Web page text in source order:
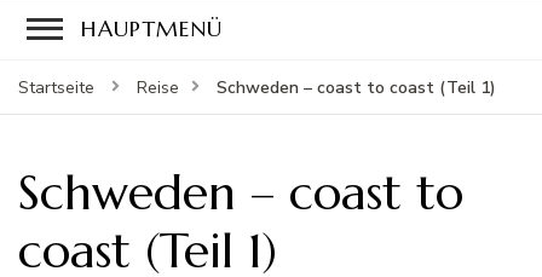
HAUPTMENÜ
Startseite Reise Schweden – coast to coast (Teil 1)
Schweden – coast to
coast (Teil 1)